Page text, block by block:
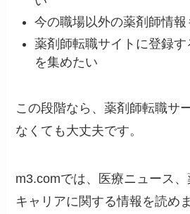
今の職場以外の薬剤師情
薬剤師転職サイトに登録
を集めたい
この段階なら、薬剤師転職サ
なくても大丈夫です。
m3.comでは、医療ニュース、
キャリアに関する情報を読めま